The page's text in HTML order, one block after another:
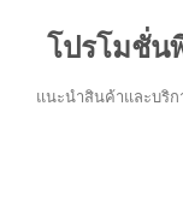
โปรโมชั่น
แนะนำสินค้าและบริก